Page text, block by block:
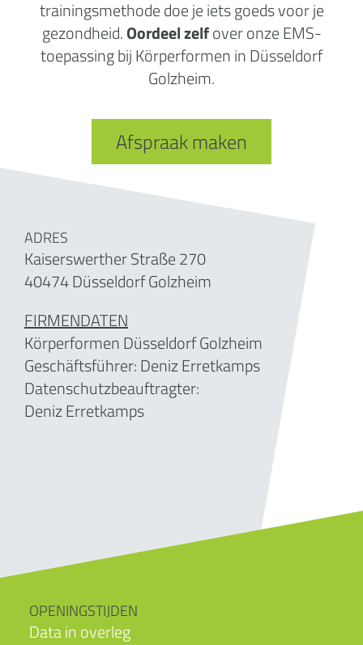
trainingsmethode doe je iets goeds voor je
gezondheid.Oordeel zelfover onze EMS-
toepassing bij Körperformen in Düsseldorf
Golzheim.
Afspraak maken
ADRES
Kaiserswerther Straße 270
40474 Düsseldorf Golzheim
FIRMENDATEN
Körperformen Düsseldorf Golzheim
Geschäftsführer:Deniz Erretkamps
Datenschutzbeauftragter:
Deniz Erretkamps
OPENINGSTIJDEN
Data in overleg